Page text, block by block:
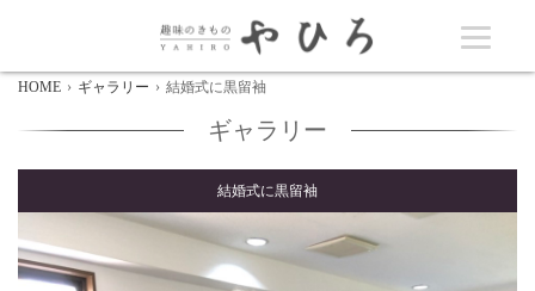
HOME ギャラリー 結婚式に黒留袖
ギャラリー
結婚式に黒留袖